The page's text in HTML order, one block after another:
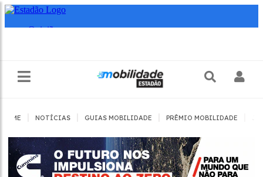
HOME NOTÍCIAS GUIAS MOBILIDADE PRÊMIO MOBILIDADE